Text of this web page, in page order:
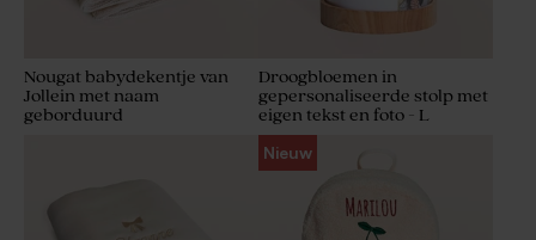
Nougat babydekentje van
Jollein met naam
geborduurd
Droogbloemen in
gepersonaliseerde stolp met
eigen tekst en foto - L
Nieuw